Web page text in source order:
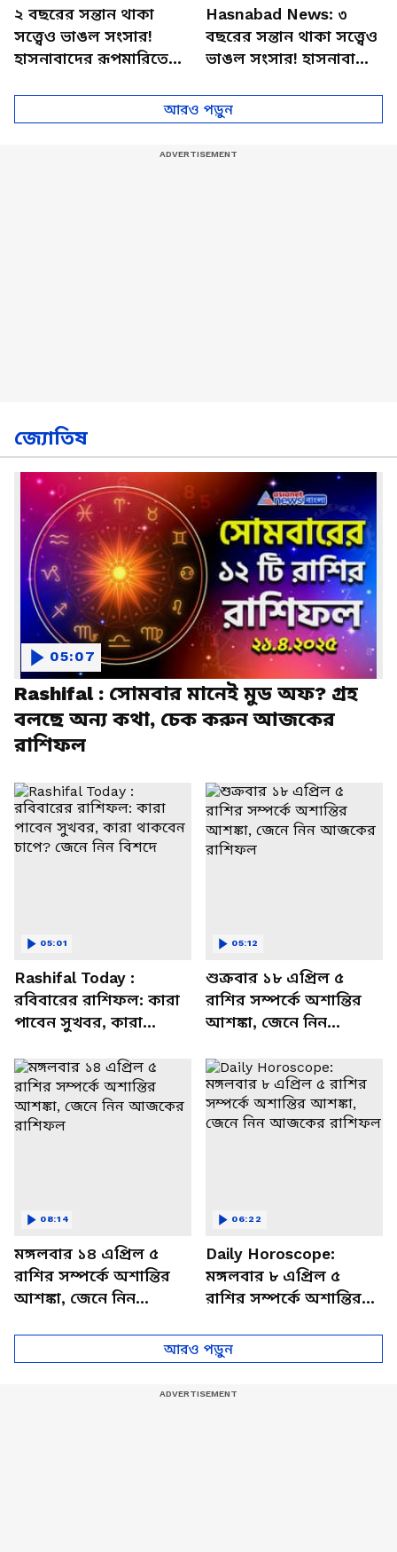
২ বছরের সন্তান থাকা
সত্ত্বেও ভাঙল সংসার!
হাসনাবাদের রূপমারিতে
Hasnabad News Today
Hasnabad News: ৩
বছরের সন্তান থাকা সত্ত্বেও
ভাঙল সংসার! হাসনাবাদের
কী?
আরও পড়ুন
জ্যোতিষ
Rashifal : সোমবার মানেই মুড অফ? গ্রহ
বলছে অন্য কথা, চেক করুন আজকের
রাশিফল
05:07
Rashifal Today :
রবিবারের রাশিফল: কারা
পাবেন সুখবর, কারা
বিশদে
05:01
শুক্রবার ১৮ এপ্রিল ৫
রাশির সম্পর্কে অশান্তির
আশঙ্কা, জেনে নিন
05:12
মঙ্গলবার ১৪ এপ্রিল ৫
রাশির সম্পর্কে অশান্তির
আশঙ্কা, জেনে নিন
08:14
Daily Horoscope:
মঙ্গলবার ৮ এপ্রিল ৫
রাশির সম্পর্কে অশান্তির
আজকের রাশিফল
06:22
আরও পড়ুন